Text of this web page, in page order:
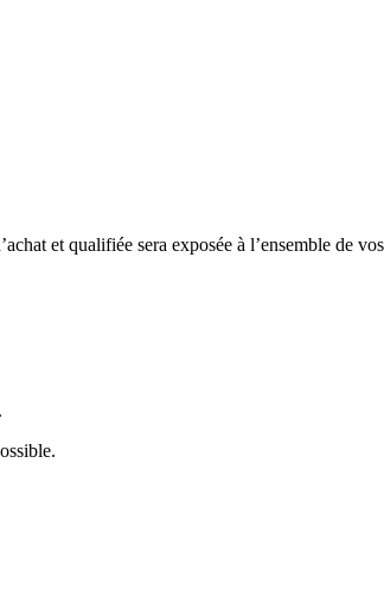
et qualifiée sera exposée à l’ensemble de